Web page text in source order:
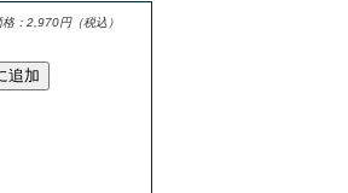
格：2,970円（税込）
追加